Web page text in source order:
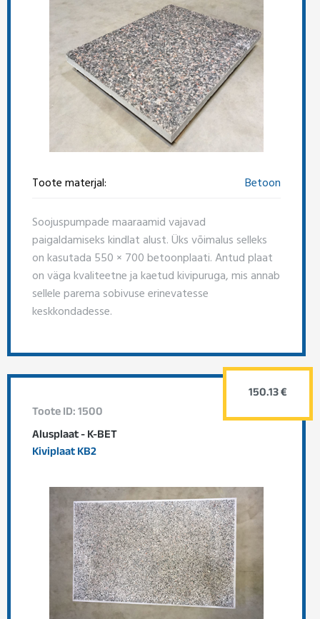
Toote materjal: Betoon
Soojuspumpade maaraamid vajavad
paigaldamiseks kindlat alust. Üks võimalus selleks
on kasutada 550 × 700 betoonplaati. Antud plaat
on väga kvaliteetne ja kaetud kivipuruga, mis annab
sellele parema sobivuse erinevatesse
keskkondadesse.
Toote ID: 1500
Alusplaat - K-BET
Kiviplaat KB2
150.13 €